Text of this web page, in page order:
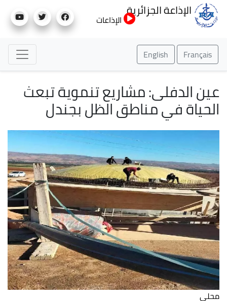
إلى
الإذاعة الجزائرية
الإذاعات
Français
English
عين الدفلى: مشاريع تنموية تبعث
الحياة في مناطق الظل بجندل
محلي